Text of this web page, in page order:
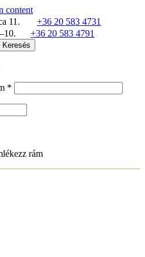
content
11.
+36 20 583 4731
+36 20 583 4791
Keresés
*
rám